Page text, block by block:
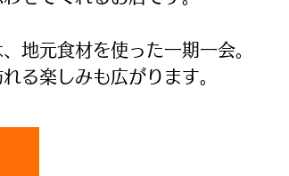
地元食材を使った一期一会。
る楽しみも広がります。